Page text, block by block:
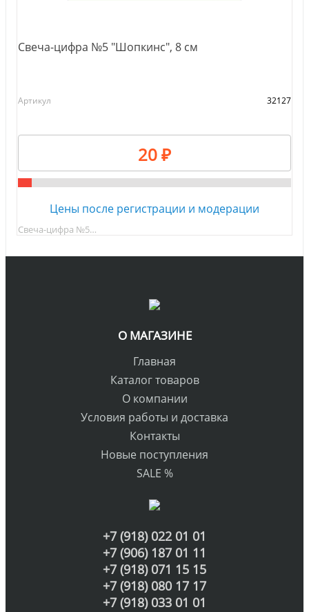
Свеча-цифра №5 "Шопкинс", 8 см
Артикул 32127
20 ₽
Цены после регистрации и модерации
Свеча-цифра №5…
О МАГАЗИНЕ
Главная
Каталог товаров
О компании
Условия работы и доставка
Контакты
Новые поступления
SALE %
+7 (918) 022 01 01
+7 (906) 187 01 11
+7 (918) 071 15 15
+7 (918) 080 17 17
+7 (918) 033 01 01